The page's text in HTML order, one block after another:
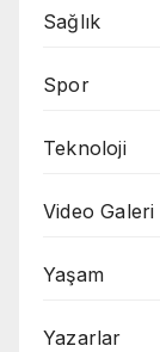
Sağlık
Spor
Teknoloji
Video Galeri
Yaşam
Yazarlar